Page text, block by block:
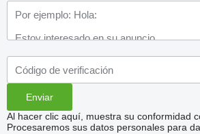
Al hacer clic aquí, muestra su conformidad
Procesaremos sus datos personales para